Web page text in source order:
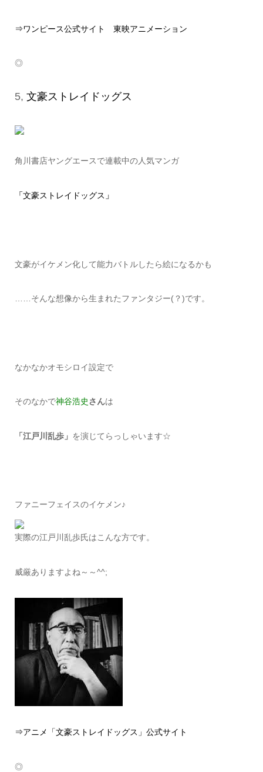
⇒ワンピース公式サイト 東映アニメーション
◎
5, 文豪ストレイドッグス
角川書店ヤングエースで連載中の人気マンガ
「 文豪ストレイドッグス 」
文豪がイケメン化して能力バトルしたら絵になるかも
……そんな想像から生まれたファンタジー(？)です。
なかなかオモシロイ設定で
そのなかで神谷浩史 さんは
「江戸川乱歩」 を演じてらっしゃいます☆
ファニーフェイスのイケメン♪
実際の江戸川乱歩氏はこんな方です。
威厳ありますよね～～^^;
⇒アニメ「文豪ストレイドッグス」公式サイト
◎